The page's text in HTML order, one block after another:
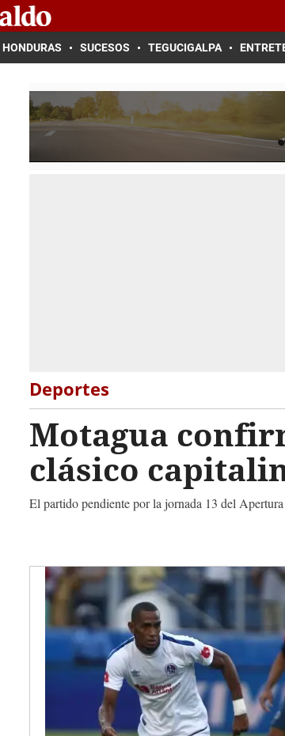
HONDURAS SUCESOS TEGUCIGALPA
Deportes
Motagua
clásico
El partido pendiente por la jornada 13 del